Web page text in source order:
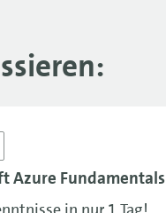
Azure Fundamentals